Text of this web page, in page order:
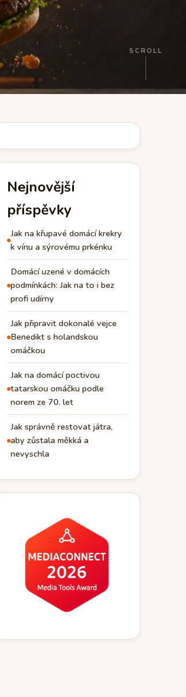
SCROLL
Nejnovější
příspěvky
Jak na křupavé domácí krekry
k vínu a sýrovému prkénku
Domácí uzené v domácích
podmínkách: Jak na to i bez
profi udírny
Jak připravit dokonalé vejce
Benedikt s holandskou
omáčkou
Jak na domácí poctivou
tatarskou omáčku podle
norem ze 70. let
Jak správně restovat játra,
aby zůstala měkká a
nevyschla